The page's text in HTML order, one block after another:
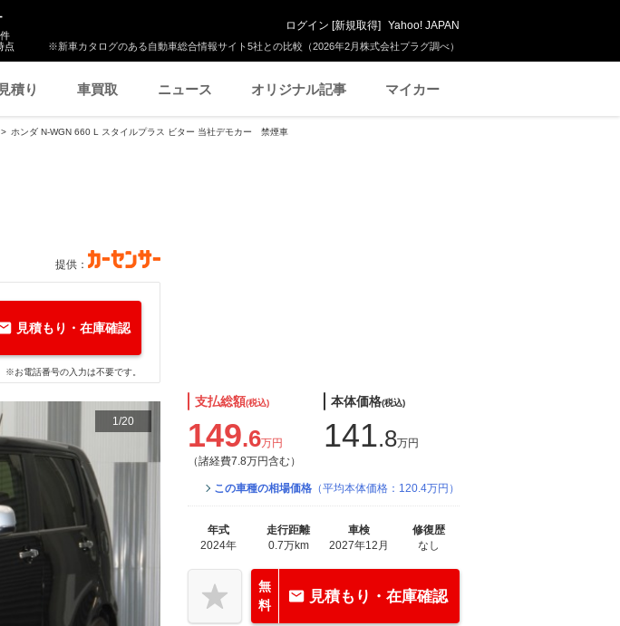
※新車カタログのある自動車総合情報サイト5社との比較（2026年2月株式会社プラグ調べ）
件
点
ログイン [新規取得] Yahoo! JAPAN
積り 車買取 ニュース オリジナル記事 マイカー
ホンダ N-WGN 660 L スタイルプラス ビター 当社デモカー 禁煙車
提供：
見積もり・在庫確認
※お電話番号の入力は不要です。
1/20
支払総額(税込)
149.6万円
（諸経費7.8万円含む）
本体価格(税込)
141.8万円
この車種の相場価格 （平均本体価格：120.4万円）
年式
2024年
走行距離
0.7万km
車検
2027年12月
修復歴
なし
無
料
見積もり・在庫確認